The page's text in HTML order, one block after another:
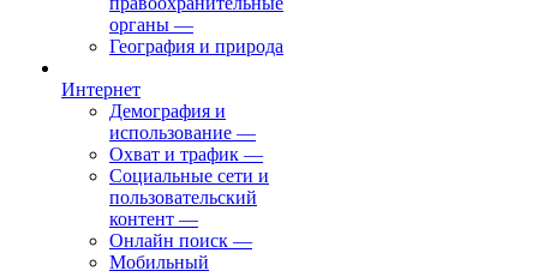
органы —
География и природа
Интернет
Демография и
использование —
Охват и трафик —
Социальные сети и
пользовательский
контент —
Онлайн поиск —
Мобильный